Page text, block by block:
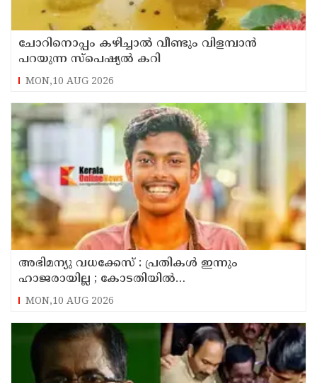
ചോറിനൊപ്പം കഴിച്ചാൽ വീണ്ടും വിളമ്പാൻ
പറയുന്ന സ്പെഷ്യൽ കറി
MON,10 AUG 2026
അഭിമന്യു വധക്കേസ് : പ്രതികൾ ഇന്നും
ഹാജരായില്ല ; കോടതിയിൽ
മാധ്യമപ്രവർത്തകരുള്ളതിനാൽ ഹാജരാകാൻ
ബുദ്ധിമുട്ടെന്ന് പ്രതികൾ
MON,10 AUG 2026